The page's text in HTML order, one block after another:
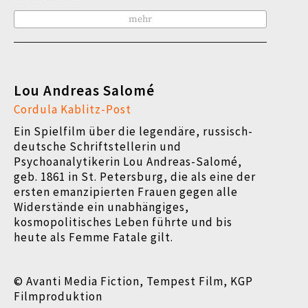
mehr
Lou Andreas Salomé
Cordula Kablitz-Post
Ein Spielfilm über die legendäre, russisch-
deutsche Schriftstellerin und
Psychoanalytikerin Lou Andreas-Salomé,
geb. 1861 in St. Petersburg, die als eine der
ersten emanzipierten Frauen gegen alle
Widerstände ein unabhängiges,
kosmopolitisches Leben führte und bis
heute als Femme Fatale gilt.
© Avanti Media Fiction, Tempest Film, KGP
Filmproduktion